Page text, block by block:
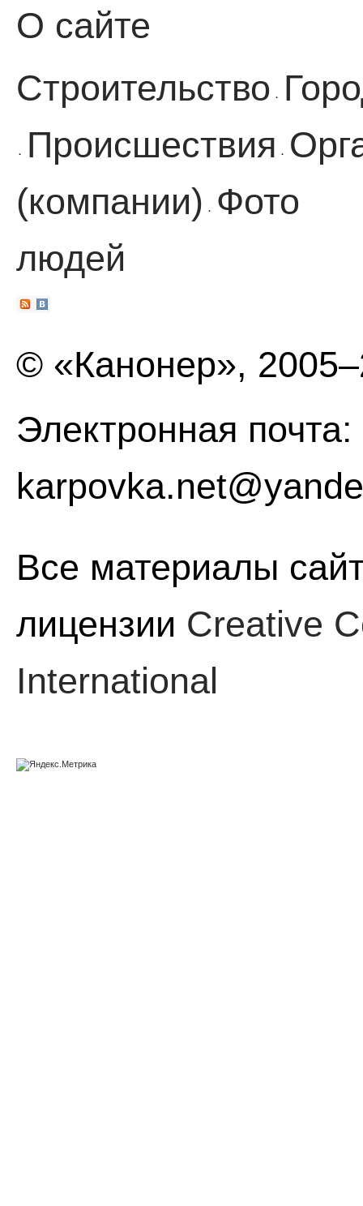
О сайте
Строительство ·
· Происшествия ·
(компании)
·
Фото
людей
© «Канонер»,
Электронная почта:
Все материалы
лицензии Creative
International